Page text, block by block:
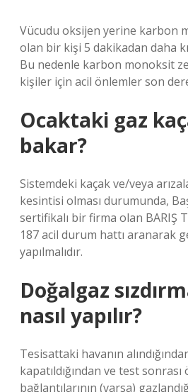
Vücudu oksijen yerine karbon
olan bir kişi 5 dakikadan daha
Bu nedenle karbon monoksit
kişiler için acil önlemler son
Ocaktaki gaz
bakar?
Sistemdeki kaçak ve/veya
kesintisi olması durumunda,
sertifikalı bir firma olan BARIŞ
187 acil durum hattı aranarak
yapılmalıdır.
Doğalgaz
nasıl yapılır?
Tesisattaki havanın
kapatıldığından ve test sonrası
bağlantılarının (varsa)